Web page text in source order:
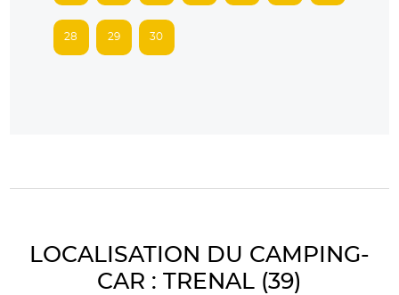
28 29 30
LOCALISATION DU CAMPING-
CAR : TRENAL (39)